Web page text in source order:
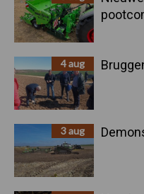
4 aug
3 aug